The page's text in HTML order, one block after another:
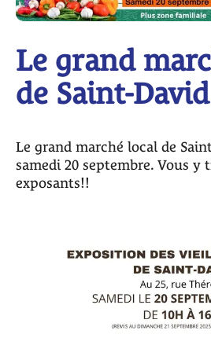
Le grand
de Saint-David
Le grand marché local de
samedi 20 septembre. Vous y
exposants!!